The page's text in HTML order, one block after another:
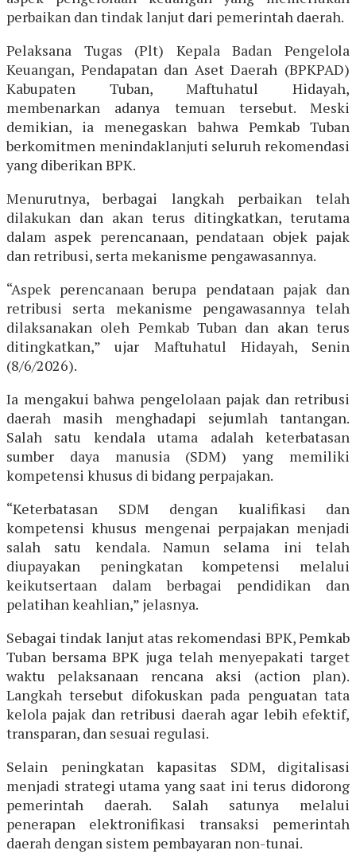
perbaikan dan tindak lanjut dari pemerintah daerah.
Pelaksana Tugas (Plt) Kepala Badan Pengelola
Keuangan, Pendapatan dan Aset Daerah (BPKPAD)
Kabupaten Tuban, Maftuhatul Hidayah,
membenarkan adanya temuan tersebut. Meski
demikian, ia menegaskan bahwa Pemkab Tuban
berkomitmen menindaklanjuti seluruh rekomendasi
yang diberikan BPK.
Menurutnya, berbagai langkah perbaikan telah
dilakukan dan akan terus ditingkatkan, terutama
dalam aspek perencanaan, pendataan objek pajak
dan retribusi, serta mekanisme pengawasannya.
“Aspek perencanaan berupa pendataan pajak dan
retribusi serta mekanisme pengawasannya telah
dilaksanakan oleh Pemkab Tuban dan akan terus
ditingkatkan,” ujar Maftuhatul Hidayah, Senin
(8/6/2026).
Ia mengakui bahwa pengelolaan pajak dan retribusi
daerah masih menghadapi sejumlah tantangan.
Salah satu kendala utama adalah keterbatasan
sumber daya manusia (SDM) yang memiliki
kompetensi khusus di bidang perpajakan.
“Keterbatasan SDM dengan kualifikasi dan
kompetensi khusus mengenai perpajakan menjadi
salah satu kendala. Namun selama ini telah
diupayakan peningkatan kompetensi melalui
keikutsertaan dalam berbagai pendidikan dan
pelatihan keahlian,” jelasnya.
Sebagai tindak lanjut atas rekomendasi BPK, Pemkab
Tuban bersama BPK juga telah menyepakati target
waktu pelaksanaan rencana aksi (action plan).
Langkah tersebut difokuskan pada penguatan tata
kelola pajak dan retribusi daerah agar lebih efektif,
transparan, dan sesuai regulasi.
Selain peningkatan kapasitas SDM, digitalisasi
menjadi strategi utama yang saat ini terus didorong
pemerintah daerah. Salah satunya melalui
penerapan elektronifikasi transaksi pemerintah
daerah dengan sistem pembayaran non-tunai.